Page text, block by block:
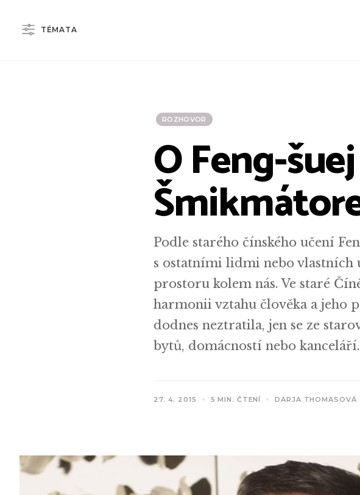
TÉMATA
ROZHOVOR
O Feng-
Podle starého čínského učení
s ostatními lidmi nebo vlastních
prostoru kolem nás. Ve staré
harmonii vztahu člověka a jeho
dodnes neztratila, jen se ze
bytů, domácností nebo kanceláří.
27. 4. 2015 5 MIN. ČTENÍ DARJA THOMASOVÁ